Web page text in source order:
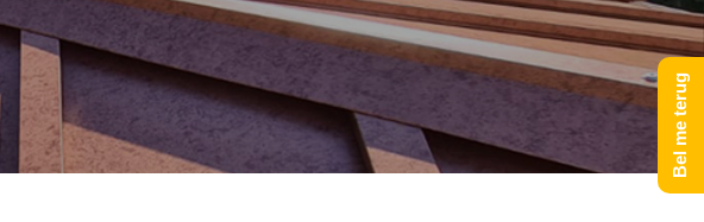
Bel me terug